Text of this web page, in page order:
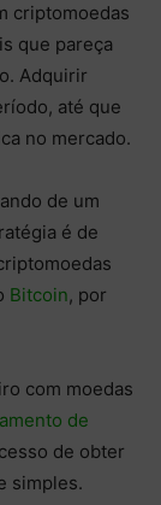
criptomoedas
que pareça
Adquirir
até que
no mercado.
de um
é de
Bitcoin, por
com moedas
de
de obter
simples.